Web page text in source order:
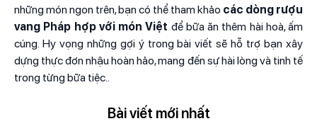
những món ngon trên, bạn có thể tham khảo các dòng rượu
vang Pháp hợp với món Việt để bữa ăn thêm hài hoà, ấm
cúng. Hy vọng những gợi ý trong bài viết sẽ hỗ trợ bạn xây
dựng thực đơn nhậu hoàn hảo, mang đến sự hài lòng và tinh tế
trong từng bữa tiệc..
Bài viết mới nhất